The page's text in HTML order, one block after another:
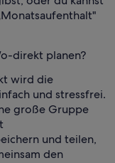
direkt planen?
wird die
und stressfrei.
große Gruppe
und teilen,
den